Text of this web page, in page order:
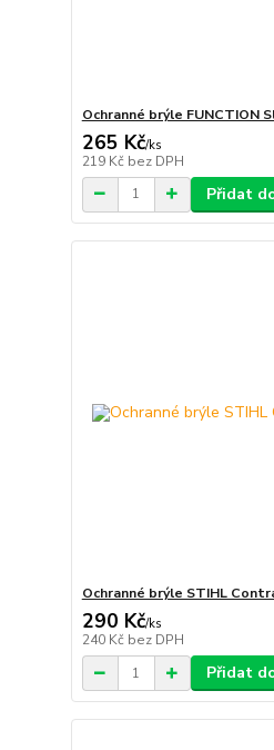
Ochranné brýle FUNCTION
265 Kč/ks
219 Kč bez DPH
Přidat
Ochranné brýle STIHL
290 Kč/ks
240 Kč bez DPH
Přidat